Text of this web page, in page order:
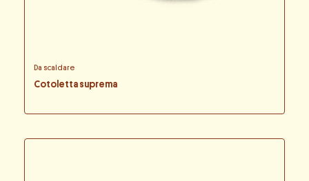
Da scaldare
Cotoletta suprema